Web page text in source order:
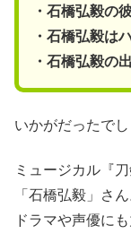
・石橋弘毅の
・石橋弘毅は
・石橋弘毅の
いかがだったでし
ミュージカル『
「石橋弘毅」さん
ドラマや声優に